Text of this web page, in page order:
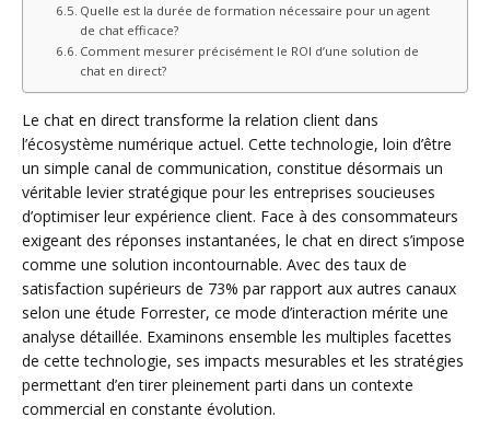
Quelle est la durée de formation nécessaire pour un agent
de chat efficace?
Comment mesurer précisément le ROI d’une solution de
chat en direct?
Le chat en direct transforme la relation client dans
l’écosystème numérique actuel. Cette technologie, loin d’être
un simple canal de communication, constitue désormais un
véritable levier stratégique pour les entreprises soucieuses
d’optimiser leur expérience client. Face à des consommateurs
exigeant des réponses instantanées, le chat en direct s’impose
comme une solution incontournable. Avec des taux de
satisfaction supérieurs de 73% par rapport aux autres canaux
selon une étude Forrester, ce mode d’interaction mérite une
analyse détaillée. Examinons ensemble les multiples facettes
de cette technologie, ses impacts mesurables et les stratégies
permettant d’en tirer pleinement parti dans un contexte
commercial en constante évolution.